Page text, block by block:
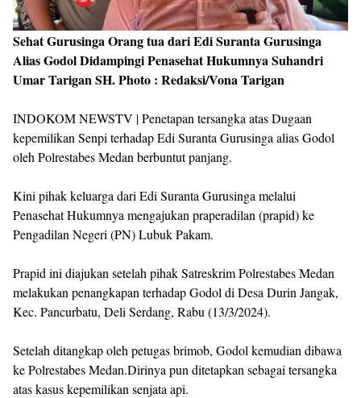
Sehat Gurusinga Orang tua dari Edi Suranta Gurusinga
Alias Godol Didampingi Penasehat Hukumnya Suhandri
Umar Tarigan SH. Photo : Redaksi/Vona Tarigan
INDOKOM NEWSTV | Penetapan tersangka atas Dugaan
kepemilikan Senpi terhadap Edi Suranta Gurusinga alias Godol
oleh Polrestabes Medan berbuntut panjang.
Kini pihak keluarga dari Edi Suranta Gurusinga melalui
Penasehat Hukumnya mengajukan praperadilan (prapid) ke
Pengadilan Negeri (PN) Lubuk Pakam.
Prapid ini diajukan setelah pihak Satreskrim Polrestabes Medan
melakukan penangkapan terhadap Godol di Desa Durin Jangak,
Kec. Pancurbatu, Deli Serdang, Rabu (13/3/2024).
Setelah ditangkap oleh petugas brimob, Godol kemudian dibawa
ke Polrestabes Medan.Dirinya pun ditetapkan sebagai tersangka
atas kasus kepemilikan senjata api.